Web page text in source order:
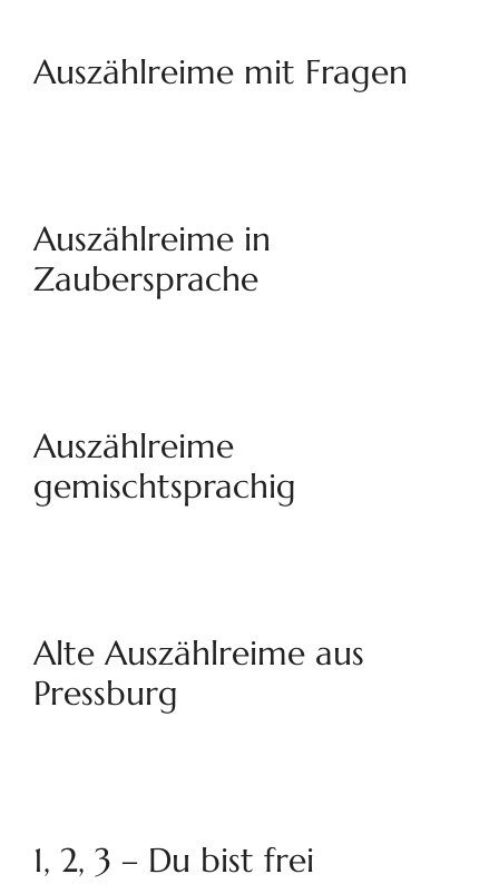
Auszählreime mit Fragen
Auszählreime in
Zaubersprache
Auszählreime
gemischtsprachig
Alte Auszählreime aus
Pressburg
1, 2, 3 – Du bist frei